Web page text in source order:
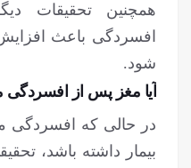
همچنین تحقیقات
افسردگی باعث
شود.
آیا مغز پس از افسردگی
در حالی که افسردگی
بیمار داشته باشد،